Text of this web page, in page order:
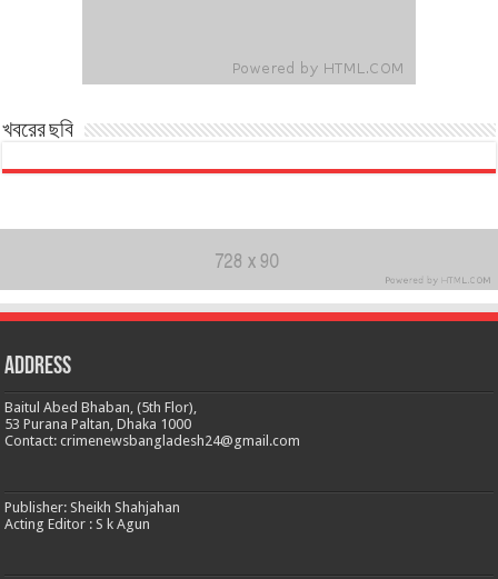
খবরের ছবি
Address
Baitul Abed Bhaban, (5th Flor),
53 Purana Paltan, Dhaka 1000
Contact: crimenewsbangladesh24@gmail.com
Publisher: Sheikh Shahjahan
Acting Editor : S k Agun